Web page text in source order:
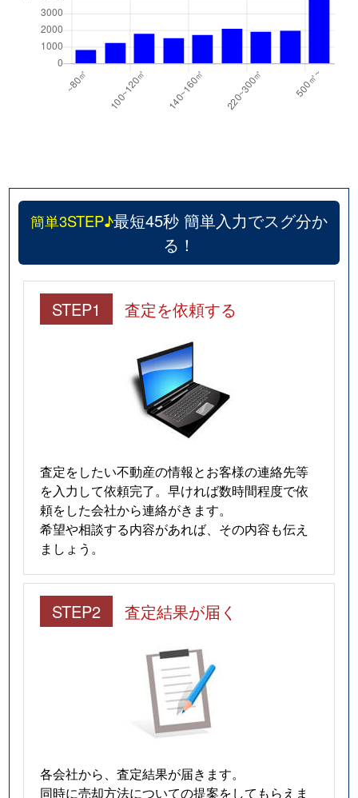
簡単3STEP♪最短45秒 簡単入力でスグ分か
る！
STEP1 査定を依頼する
査定をしたい不動産の情報とお客様の連絡先等
を入力して依頼完了。早ければ数時間程度で依
頼をした会社から連絡がきます。
希望や相談する内容があれば、その内容も伝え
ましょう。
STEP2 査定結果が届く
各会社から、査定結果が届きます。
同時に売却方法についての提案をしてもらえま